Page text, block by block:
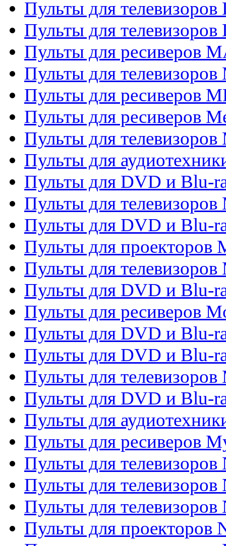
Пульты для телевизоров
Пульты для телевизоров
Пульты для ресиверов
Пульты для телевизоров
Пульты для ресиверов
Пульты для ресиверов
Пульты для телевизоров
Пульты для
Пульты для DVD и Blu-
Пульты для
Пульты для DVD и Blu-
Пульты для проекторов
Пульты для
Пульты для DVD и Blu-
Пульты для ресиверов
Пульты для DVD и Blu-
Пульты для DVD и Blu-
Пульты для телевизоров
Пульты для DVD и Blu-
Пульты для
Пульты для ресиверов
Пульты для телевизоров
Пульты для телевизоров
Пульты для телевизоров
Пульты для проекторов